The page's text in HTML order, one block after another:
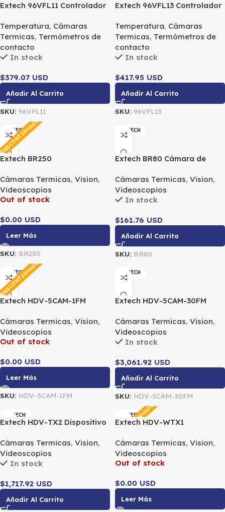
Extech 96VFL11 Controlador
con dos salidas de relé
Temperatura, Cámaras
Termicas, Termómetros de
contacto
In stock
$379.07 USD
Añadir Al Carrito
SKU: 96VFL11
Extech 96VFL13 Controlador
con salida de 4-20 mA
Temperatura, Cámaras
Termicas, Termómetros de
contacto
In stock
$417.95 USD
Añadir Al Carrito
SKU: 96VFL13
EXTECH
Extech BR250
de inspección inalámbrica
Cámaras Termicas, Vision,
Videoscopios
Out of stock
$0.00 USD
Leer Más
SKU: BR250
EXTECH
Extech BR80 Cámara de
videoboroscopio
Cámaras Termicas, Vision,
Videoscopios
In stock
$161.76 USD
Añadir Al Carrito
SKU: BR80
EXTECH
Extech HDV-5CAM-1FM
videoscopio de 5.5 mm
Cámaras Termicas, Vision,
Videoscopios
Out of stock
$0.00 USD
Leer Más
SKU: HDV-5CAM-1FM
EXTECH
Extech HDV-5CAM-30FM
videoscopio de 5.5 mm
Cámaras Termicas, Vision,
Videoscopios
In stock
$3,061.92 USD
Añadir Al Carrito
SKU: HDV-5CAM-30FM
EXTECH
Extech HDV-TX2 Dispositivo
articulada (2 m)
Cámaras Termicas, Vision,
Videoscopios
In stock
$1,717.92 USD
Añadir Al Carrito
EXTECH
DESCONTINUADO
Extech HDV-WTX1
inalámbrico con sonda
articulada (1 m)
Cámaras Termicas, Vision,
Videoscopios
Out of stock
$0.00 USD
Leer Más